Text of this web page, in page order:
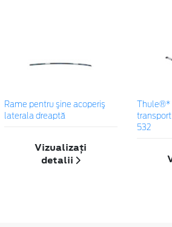
Rame pentru şine acoperiş
laterala dreaptă
Vizualizați
detalii
Thule®*
transport
532